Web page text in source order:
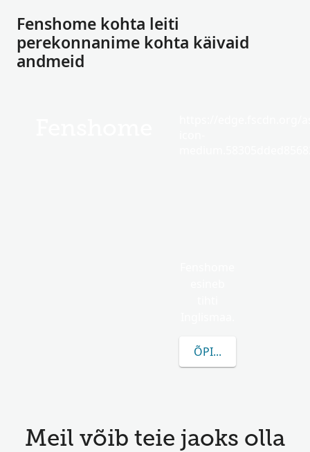
Fenshome kohta leiti
perekonnanime kohta käivaid
andmeid
ÕPI ROHKEM
Meil võib teie jaoks olla